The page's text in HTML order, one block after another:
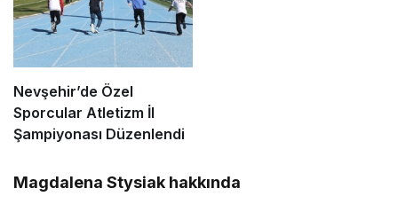
Nevşehir’de Özel
Sporcular Atletizm İl
Şampiyonası Düzenlendi
Magdalena Stysiak hakkında